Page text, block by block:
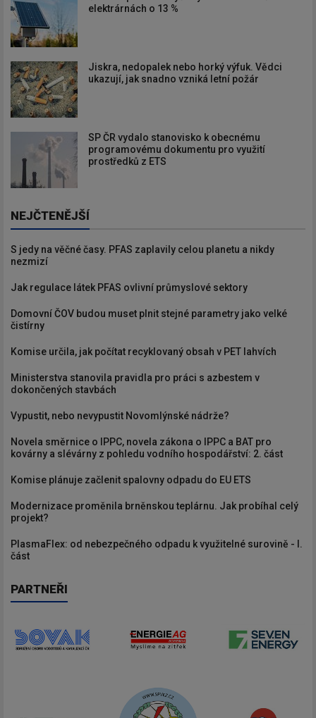
elektrárnách o 13 %
Jiskra, nedopalek nebo horký výfuk. Vědci
ukazují, jak snadno vzniká letní požár
SP ČR vydalo stanovisko k obecnému
programovému dokumentu pro využití
prostředků z ETS
NEJČTENĚJŠÍ
S jedy na věčné časy. PFAS zaplavily celou planetu a nikdy
nezmizí
Jak regulace látek PFAS ovlivní průmyslové sektory
Domovní ČOV budou muset plnit stejné parametry jako velké
čistírny
Komise určila, jak počítat recyklovaný obsah v PET lahvích
Ministerstva stanovila pravidla pro práci s azbestem v
dokončených stavbách
Vypustit, nebo nevypustit Novomlýnské nádrže?
Novela směrnice o IPPC, novela zákona o IPPC a BAT pro
kovárny a slévárny z pohledu vodního hospodářství: 2. část
Komise plánuje začlenit spalovny odpadu do EU ETS
Modernizace proměnila brněnskou teplárnu. Jak probíhal celý
projekt?
PlasmaFlex: od nebezpečného odpadu k využitelné surovině - I.
část
PARTNEŘI